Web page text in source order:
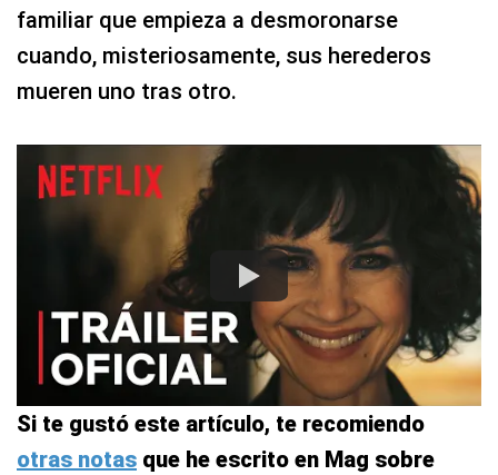
familiar que empieza a desmoronarse
cuando, misteriosamente, sus herederos
mueren uno tras otro.
Si te gustó este artículo, te recomiendo
otras notas que he escrito en Mag sobre